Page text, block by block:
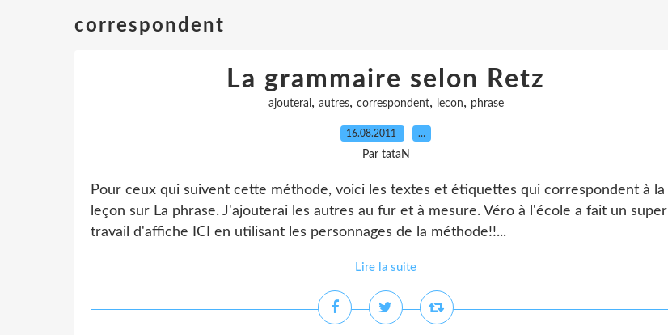
correspondent
La grammaire selon Retz
ajouterai, autres, correspondent, lecon, phrase
16.08.2011 …
Par tataN
Pour ceux qui suivent cette méthode, voici les textes et étiquettes qui correspondent à la
leçon sur La phrase. J'ajouterai les autres au fur et à mesure. Véro à l'école a fait un super
travail d'affiche ICI en utilisant les personnages de la méthode!!...
Lire la suite